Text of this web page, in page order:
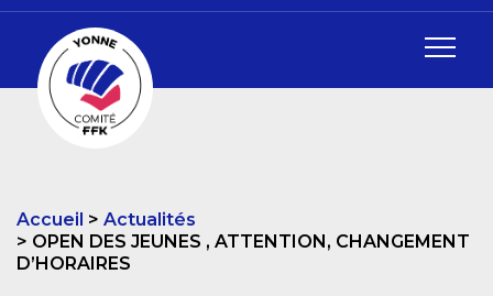
Accueil
Actualités
OPEN DES JEUNES , ATTENTION, CHANGEMENT
D’HORAIRES